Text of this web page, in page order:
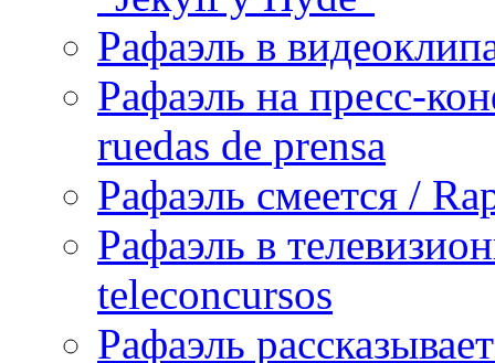
Рафаэль в
Рафаэль на пресс-
ruedas de prensa
Рафаэль смеется /
Рафаэль в
teleconcursos
Рафаэль